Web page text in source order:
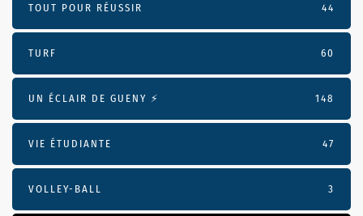
TOUT POUR RÉUSSIR 44
TURF 60
UN ÉCLAIR DE GUENY ⚡️ 148
VIE ÉTUDIANTE 47
VOLLEY-BALL 3